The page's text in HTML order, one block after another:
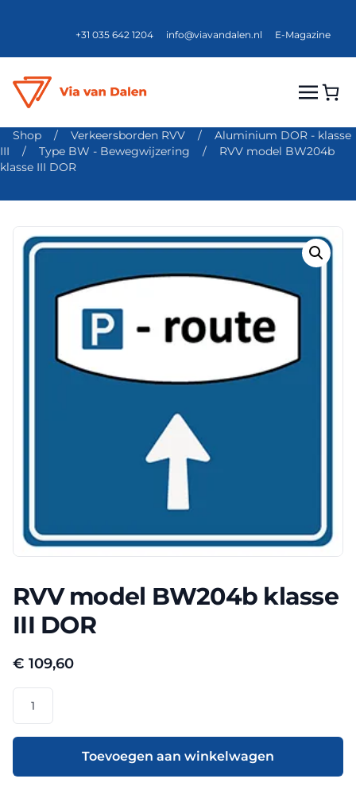
+31 035 642 1204 info@viavandalen.nl E-Magazine
Shop / Verkeersborden RVV /
Aluminium DOR - klasse
III
/ Type BW - Bewegwijzering /
RVV model BW204b
klasse III DOR
RVV model BW204b klasse
III DOR
€ 109,60
model
BW204b
III
Toevoegen aan winkelwagen